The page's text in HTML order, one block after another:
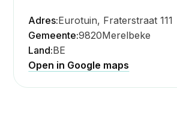
Adres:Eurotuin, Fraterstraat 111
Gemeente:9820Merelbeke
Land:BE
Open in Google maps